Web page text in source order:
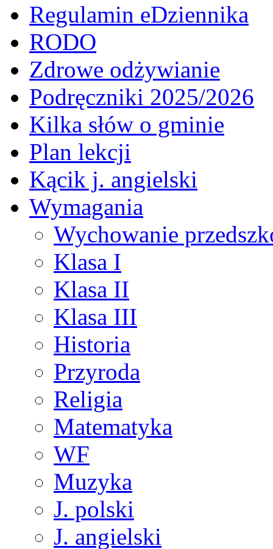
Regulamin eDziennika
RODO
Zdrowe odżywianie
Podręczniki 2025/2026
Kilka słów o gminie
Plan lekcji
Kącik j. angielski
Wymagania
Wychowanie
Klasa I
Klasa II
Klasa III
Historia
Przyroda
Religia
Matematyka
WF
Muzyka
J. polski
J. angielski